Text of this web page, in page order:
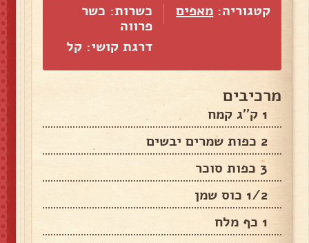
קטגוריה: מאפים
כשרות: כשר
פרווה
דרגת קושי: קל
מרכיבים
1 ק''ג קמח
2 כפות שמרים יבשים
3 כפות סוכר
1/2 כוס שמן
1 כף מלח